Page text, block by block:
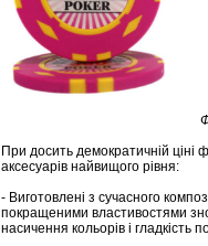
При досить демократичній
аксесуарів найвищого рівня:
- Виготовлені з сучасного
покращеними властивостями
насичення кольорів і гладкість